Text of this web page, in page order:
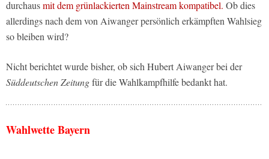
durchausmit dem grünlackierten Mainstream kompatibel. Ob dies
allerdings nach dem von Aiwanger persönlich erkämpften Wahlsieg
so bleiben wird?
Nicht berichtet wurde bisher, ob sich Hubert Aiwanger bei der
Süddeutschen Zeitungfür die Wahlkampfhilfe bedankt hat.
Wahlwette Bayern